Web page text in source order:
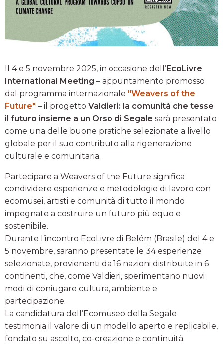
Il 4 e 5 novembre 2025, in occasione dell’EcoLivre
International Meeting – appuntamento promosso
dal programma internazionale "Weavers of the
Future" – il progetto Valdieri: la comunità che tesse
il futuro insieme a un Orso di Segale sarà presentato
come una delle buone pratiche selezionate a livello
globale per il suo contributo alla rigenerazione
culturale e comunitaria.
Partecipare a Weavers of the Future significa
condividere esperienze e metodologie di lavoro con
ecomusei, artisti e comunità di tutto il mondo
impegnate a costruire un futuro più equo e
sostenibile.
Durante l’incontro EcoLivre di Belém (Brasile) del 4 e
5 novembre, saranno presentate le 34 esperienze
selezionate, provienenti da 16 nazioni distribuite in 6
continenti, che, come Valdieri, sperimentano nuovi
modi di coniugare cultura, ambiente e
partecipazione.
La candidatura dell’Ecomuseo della Segale
testimonia il valore di un modello aperto e replicabile,
fondato su ascolto, co-creazione e continuità.